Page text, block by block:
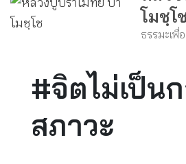
โมชฺโ
ธรรมะเพื่
#จิตไม่เป็น
สภาวะ